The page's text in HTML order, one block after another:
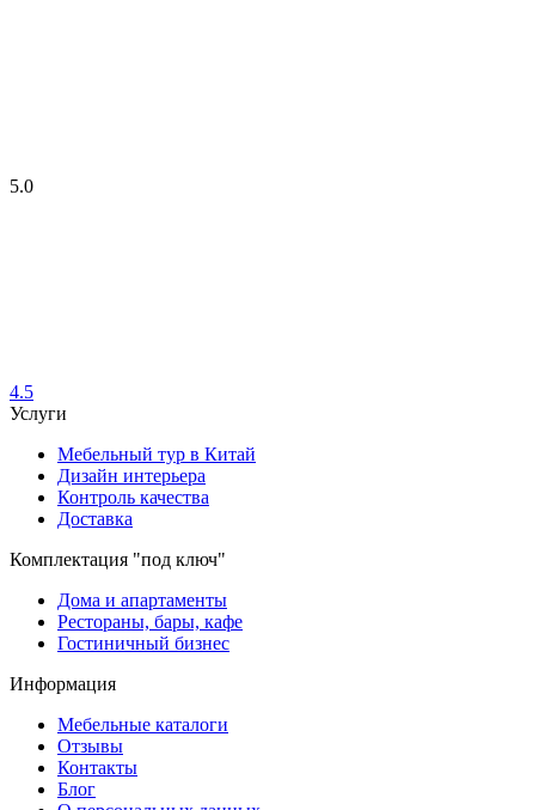
5.0
4.5
Услуги
Мебельный тур в Китай
Дизайн интерьера
Контроль качества
Доставка
Комплектация "под ключ"
Дома и апартаменты
Рестораны, бары, кафе
Гостиничный бизнес
Информация
Мебельные каталоги
Отзывы
Контакты
Блог